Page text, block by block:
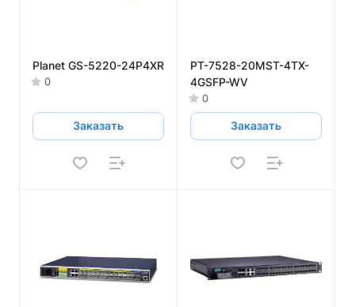
Planet GS-5220-24P4XR
0
Заказать
PT-7528-20MST-4TX-
4GSFP-WV
0
Заказать